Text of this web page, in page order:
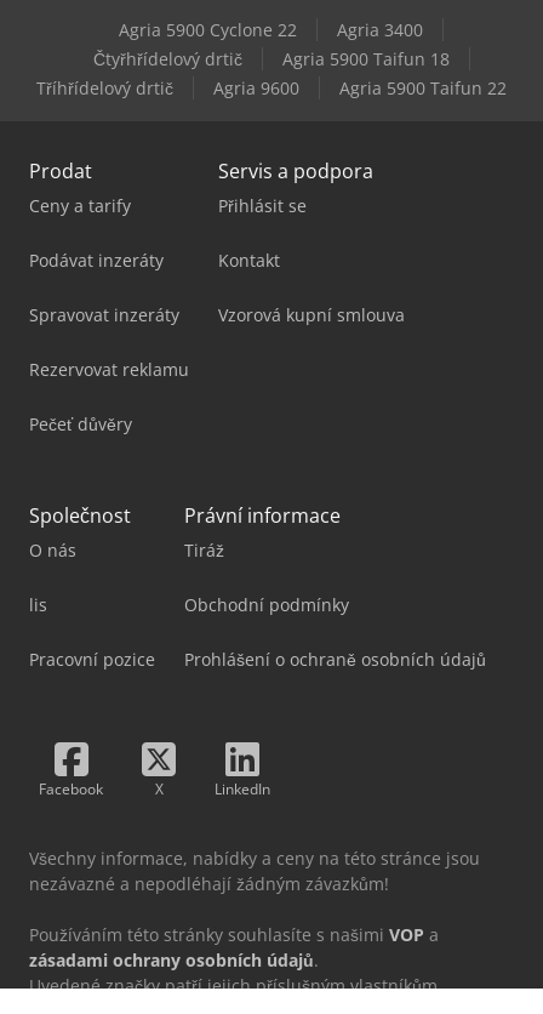
Genie Z-80/60
Genie Zx-135/70
Agria 5900 Cyclone 22
Agria 3400
Čtyřhřídelový drtič
Agria 5900 Taifun 18
Tříhřídelový drtič
Agria 9600 Agria 5900 Taifun 22
Prodat
Ceny a tarify
Podávat inzeráty
Spravovat inzeráty
Rezervovat reklamu
Pečeť důvěry
Servis a podpora
Přihlásit se
Kontakt
Vzorová kupní smlouva
Společnost
O nás
lis
Pracovní pozice
Právní informace
Tiráž
Obchodní podmínky
Prohlášení o ochraně osobních údajů
Facebook X LinkedIn
Všechny informace, nabídky a ceny na této stránce jsou
nezávazné a nepodléhají žádným závazkům!
Používáním této stránky souhlasíte s našimi VOP a
zásadami ochrany osobních údajů.
Uvedené značky patří jejich příslušným vlastníkům.